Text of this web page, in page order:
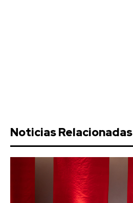
Noticias Relacionadas